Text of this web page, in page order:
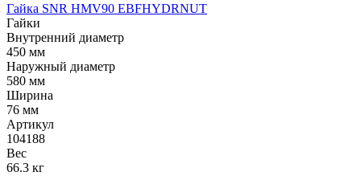
Гайка SNR HMV90 EBFHYDRNUT
Гайки
Внутренний диаметр
450 мм
Наружный диаметр
580 мм
Ширина
76 мм
Артикул
104188
Вес
66.3 кг